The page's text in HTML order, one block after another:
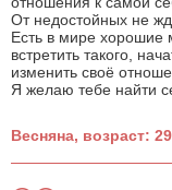
От недостойных не
Есть в мире
встретить такого,
изменить своё
Я желаю тебе найти
Весняна, возраст: